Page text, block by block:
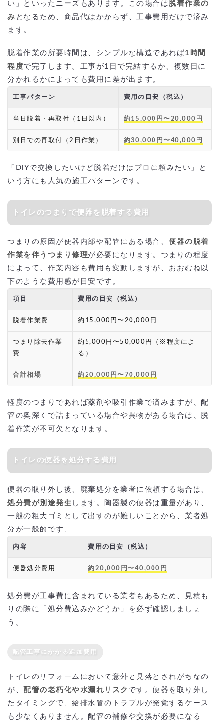
い」といったニーズもあります。この場合は 脱着作業の
み となるため、商品代はかからず、工事費用だけで済み
ます。
脱着作業の所要時間は、シンプルな構造であれば 1時間
程度で完了します。工事が1日で完結するか、複数日に
分かれるかによっても費用に差が出ます。
工事パターン 費用の目安（税込）
当日脱着・再取付（1日以内） 約15,000円〜20,000円
別日での再取付（2日作業） 約30,000円〜40,000円
「DIYで交換したいけど脱着だけはプロに頼みたい」と
いう方にも人気の施工パターンです。
トイレのつまりで便器を脱着する費用
つまりの原因が便器内部や配管にある場合、 便器の脱着
作業を伴うつまり修理 が必要になります。つまりの程度
によって、作業内容も費用も変動しますが、おおむね以
下のような費用感が目安です。
項目 費用の目安（税込）
脱着作業費 約15,000円〜20,000円
つまり除去作業
費
約5,000円〜50,000円（※程度によ
る）
合計相場 約20,000円〜70,000円
軽度のつまりであれば薬剤や吸引作業で済みますが、配
管の奥深くで詰まっている場合や異物がある場合は、脱
着作業が不可欠となります。
トイレの便器を処分する費用
便器の取り外し後、廃棄処分を業者に依頼する場合は、
処分費が別途発生 します。陶器製の便器は重量があり、
一般の粗大ゴミとして出すのが難しいことから、業者処
分が一般的です。
内容 費用の目安（税込）
便器処分費用 約20,000円〜40,000円
処分費が工事費に含まれている業者もあるため、見積も
りの際に「処分費込みかどうか」を必ず確認しましょ
う。
配管工事にかかる追加費用
トイレのリフォームにおいて意外と見落とされがちなの
が、 配管の老朽化や水漏れリスク です。便器を取り外し
たタイミングで、給排水管のトラブルが発覚するケース
も少なくありません。配管の補修や交換が必要になる